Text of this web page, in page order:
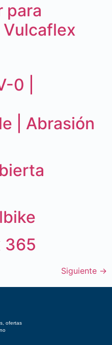
para
Vulcaflex
0 |
| Abrasión
365
Siguiente →
ofertas